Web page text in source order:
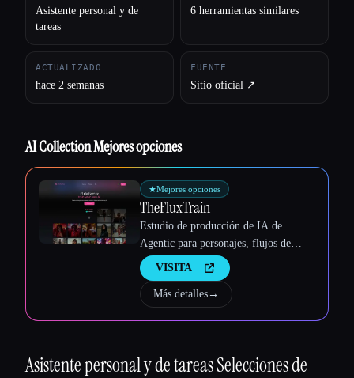
Asistente personal y de
tareas
6 herramientas similares
ACTUALIZADO
hace 2 semanas
FUENTE
Sitio oficial ↗︎
AI Collection Mejores opciones
★Mejores opciones
TheFluxTrain
Estudio de producción de IA de
Agentic para personajes, flujos de
trabajo y vídeos coherentes
VISITA
Más detalles→
Asistente personal y de tareasSelecciones de